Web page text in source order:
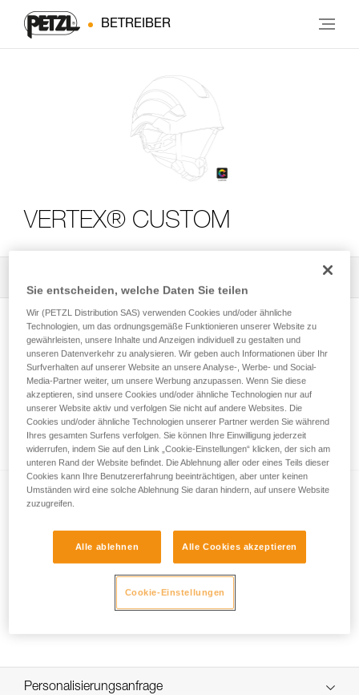
BETREIBER
VERTEX® CUSTOM
Wie stelle ich die Haltekraft des DUAL-
Kinnbands richtig ein?
Auswechseln der DUAL-Kinnband-
Personalisierungsanfrage
Sie entscheiden, welche Daten Sie teilen
Wir (PETZL Distribution SAS) verwenden Cookies und/oder ähnliche
Technologien, um das ordnungsgemäße Funktionieren unserer Website zu
gewährleisten, unsere Inhalte und Anzeigen individuell zu gestalten und
unseren Datenverkehr zu analysieren. Wir geben auch Informationen über Ihr
Surfverhalten auf unserer Website an unsere Analyse-, Werbe- und Social-
Media-Partner weiter, um unsere Werbung anzupassen. Wenn Sie diese
akzeptieren, sind unsere Cookies und/oder ähnliche Technologien nur auf
unserer Website aktiv und verfolgen Sie nicht auf andere Websites. Die
Cookies und/oder ähnliche Technologien unserer Partner werden Sie während
Ihres gesamten Surfens verfolgen. Sie können Ihre Einwilligung jederzeit
widerrufen, indem Sie auf den Link „Cookie-Einstellungen“ klicken, der sich am
unteren Rand der Website befindet. Die Ablehnung aller oder eines Teils dieser
Cookies kann Ihre Benutzererfahrung beeinträchtigen, aber unter keinen
Umständen wird eine solche Ablehnung Sie daran hindern, auf unsere Website
zuzugreifen.
Alle ablehnen Alle Cookies akzeptieren
Cookie-Einstellungen